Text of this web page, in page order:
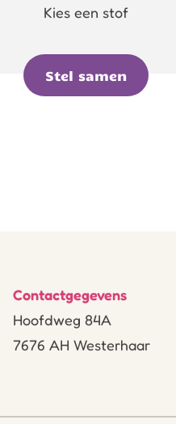
Kies een stof
Stel samen
Contactgegevens
Hoofdweg 84A
7676 AH Westerhaar